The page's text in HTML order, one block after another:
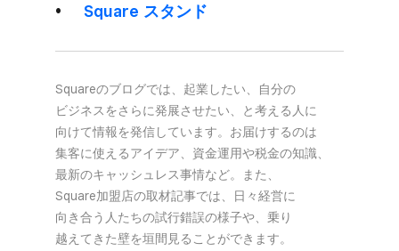
Square スタンド
Squareの​ブログでは、​起業したい、​自分の​
ビジネスを​さらに​発展させたい、と​考える​人に​
向けて​情報を​発信しています。​お届けするのは​
集客に​使える​アイデア、​資金運用や​税金の​知識、​
最新の​キャッシュレス事情など。​また、​
Square加盟店の​取材記事では、​日々​経営に​
向き合う​人たちの​試行錯誤の​様子や、​乗り​
越えてきた壁を​垣間見る​ことができます。​